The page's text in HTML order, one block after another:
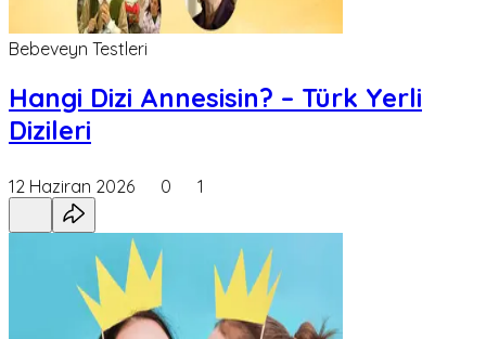
Bebeveyn Testleri
Hangi Dizi Annesisin? – Türk Yerli
Dizileri
12 Haziran 2026 0 1